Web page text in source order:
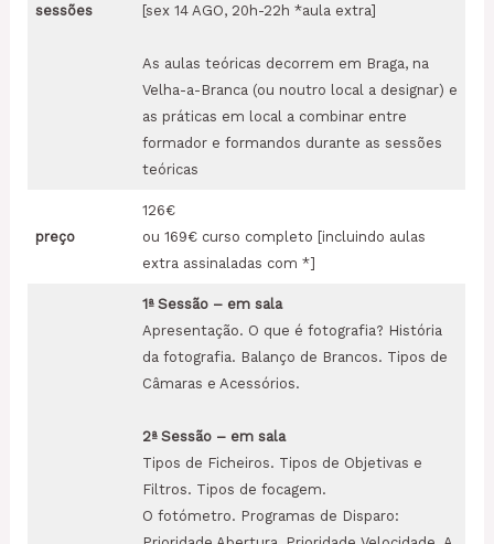
sessões
[sex 14 AGO, 20h-22h *aula extra]
As aulas teóricas decorrem em Braga, na
Velha-a-Branca (ou noutro local a designar) e
as práticas em local a combinar entre
formador e formandos durante as sessões
teóricas
preço
126€
ou 169€ curso completo [incluindo aulas
extra assinaladas com *]
1ªSessão – em sala
Apresentação. O que é fotografia? História
da fotografia. Balanço de Brancos. Tipos de
Câmaras e Acessórios.
2ªSessão – em sala
Tipos de Ficheiros. Tipos de Objetivas e
Filtros. Tipos de focagem.
O fotómetro. Programas de Disparo: